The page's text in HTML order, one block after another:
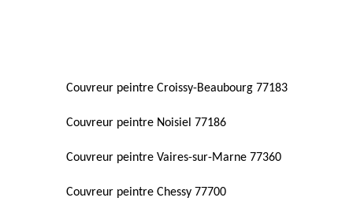
Couvreur peintre Croissy-Beaubourg 77183
Couvreur peintre Noisiel 77186
Couvreur peintre Vaires-sur-Marne 77360
Couvreur peintre Chessy 77700